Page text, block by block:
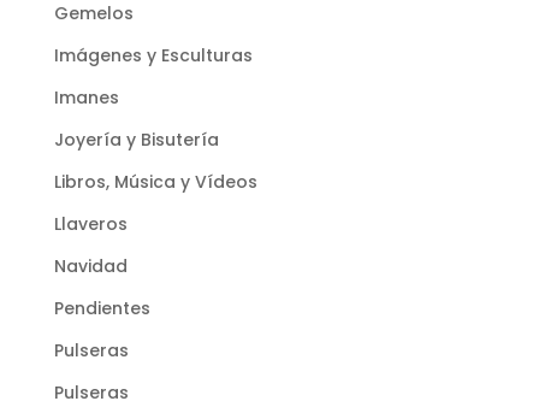
Gemelos
Imágenes y Esculturas
Imanes
Joyería y Bisutería
Libros, Música y Vídeos
Llaveros
Navidad
Pendientes
Pulseras
Pulseras